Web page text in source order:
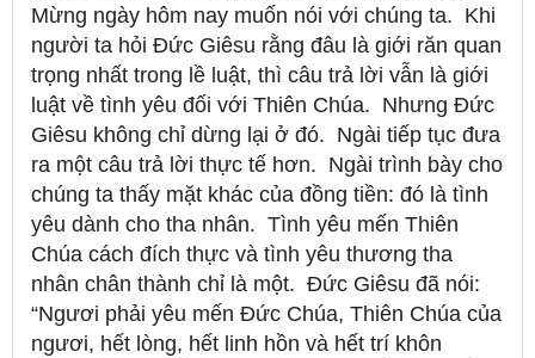
Mừng ngày hôm nay muốn nói với chúng ta. Khi
người ta hỏi Đức Giêsu rằng đâu là giới răn quan
trọng nhất trong lề luật, thì câu trả lời vẫn là giới
luật về tình yêu đối với Thiên Chúa. Nhưng Đức
Giêsu không chỉ dừng lại ở đó. Ngài tiếp tục đưa
ra một câu trả lời thực tế hơn. Ngài trình bày cho
chúng ta thấy mặt khác của đồng tiền: đó là tình
yêu dành cho tha nhân. Tình yêu mến Thiên
Chúa cách đích thực và tình yêu thương tha
nhân chân thành chỉ là một. Đức Giêsu đã nói:
“Ngươi phải yêu mến Đức Chúa, Thiên Chúa của
ngươi, hết lòng, hết linh hồn và hết trí khôn